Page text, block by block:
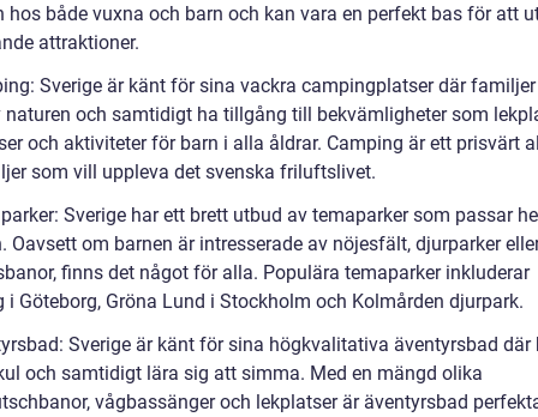
hos både vuxna och barn och kan vara en perfekt bas för att
attraktioner.
Sverige är känt för sina vackra campingplatser där
naturen och samtidigt ha tillgång till bekvämligheter som
och aktiviteter för barn i alla åldrar. Camping är ett prisvärt
som vill uppleva det svenska friluftslivet.
Sverige har ett brett utbud av temaparker som passar
Oavsett om barnen är intresserade av nöjesfält, djurparker
finns det något för alla. Populära temaparker inkluderar
i Göteborg, Gröna Lund i Stockholm och Kolmården djurpark.
Sverige är känt för sina högkvalitativa äventyrsbad där
och samtidigt lära sig att simma. Med en mängd olika
vågbassänger och lekplatser är äventyrsbad